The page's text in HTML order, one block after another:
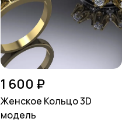
1 600 ₽
Женское Кольцо 3D
модель